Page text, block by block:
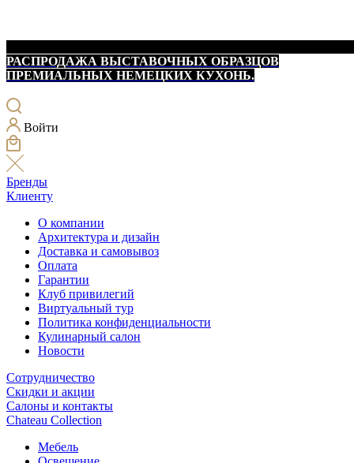
РАСПРОДАЖА ВЫСТАВОЧНЫХ ОБРАЗЦОВ
ПРЕМИАЛЬНЫХ НЕМЕЦКИХ КУХОНЬ.
Войти
Бренды
Клиенту
О компании
Архитектура и дизайн
Доставка и самовывоз
Оплата
Гарантии
Клуб привилегий
Виртуальный тур
Политика конфиденциальности
Кулинарный салон
Новости
Сотрудничество
Скидки и акции
Салоны и контакты
Chateau Collection
Мебель